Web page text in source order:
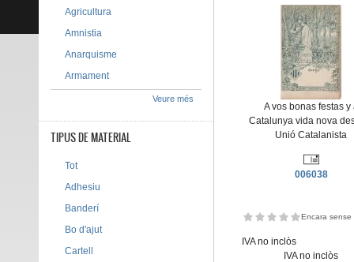
A vos bonas festas y
Catalunya vida nova
Unió Catalanista
006038
Encara sense
IVA no inclòs
IVA no inclòs
Agricultura
Amnistia
Anarquisme
Armament
Veure més
TIPUS DE MATERIAL
Tot
Adhesiu
Banderí
Bo d'ajut
Cartell